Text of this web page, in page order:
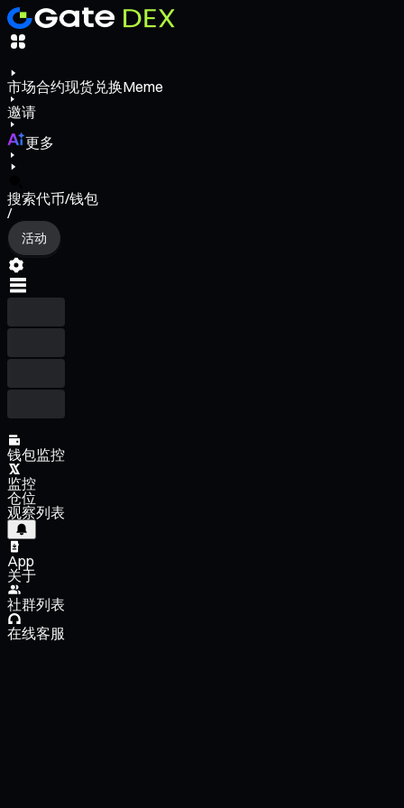
市场合约现货兑换Meme
邀请
更多
搜索代币/钱包
/
活动
钱包监控
监控
仓位
观察列表
App
关于
社群列表
在线客服